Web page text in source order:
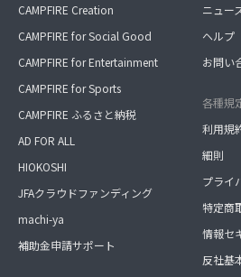
CAMPFIRE Creation
CAMPFIRE for Social Good
CAMPFIRE for Entertainment
CAMPFIRE for Sports
CAMPFIRE ふるさと納税
AD FOR ALL
HIOKOSHI
JFAクラウドファンディング
machi-ya
補助金申請サポート
ニュー
ヘルプ
お問い
各種規
利用規
細則
プライ
特定商
情報セ
反社基